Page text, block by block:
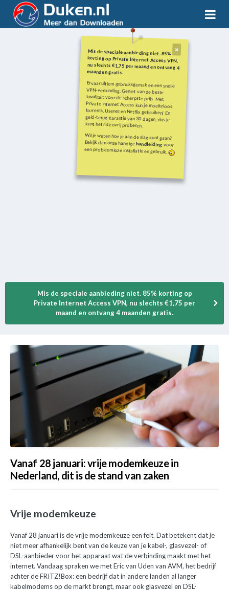
Mis de speciale aanbieding niet. 85%
korting op Private Internet Access VPN,
nu slechts €1,75 per maand en ontvang 4
maanden gratis.
Ervaar ultiem gebruiksgemak en een snelle
VPN-verbinding. Geniet van de beste
kwaliteit voor de scherpste prijs. Met
Private Internet Access kun je moeiteloos
torrents, Usenet en Netflix gebruiken! En
geld-terug-garantie van 30 dagen, dus je
kunt het risicovrij proberen.
Wil je weten hoe je aan de slag kunt gaan?
Bekijk dan onze handigehandleiding voor
een probleemloze installatie en gebruik.
Mis de speciale aanbieding niet. 85% korting op
Private Internet Access VPN, nu slechts €1,75 per
maand en ontvang 4 maanden gratis.
Vanaf 28 januari: vrije modemkeuze in
Nederland, dit is de stand van zaken
Vrije modemkeuze
Vanaf 28 januari is de vrije modemkeuze een feit. Dat betekent dat je
niet meer afhankelijk bent van de keuze van je kabel-, glasvezel- of
DSL-aanbieder voor het apparaat wat de verbinding maakt met het
internet. Vandaag spraken we met Eric van Uden van AVM, het bedrijf
achter de FRITZ!Box: een bedrijf dat in andere landen al langer
kabelmodems op de markt brengt, maar ook glasvezel en DSL-